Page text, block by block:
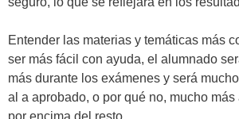
Entender las materias y temáticas más
ser más fácil con ayuda, el alumnado
más durante los exámenes y será
al a aprobado, o por qué no, mucho
por encima del resto.